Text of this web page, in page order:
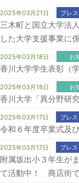
2025年03月21日 プレ
三木町と国立大学法
した大学支援事業に
2025年03月18日 お
香川大学学生表彰（
2025年03月18日 お
香川大学「異分野研
2025年03月17日 プレ
令和６年度卒業式及
2025年03月17日 プレ
附属坂出小３年生が
て活動中！ 商店街